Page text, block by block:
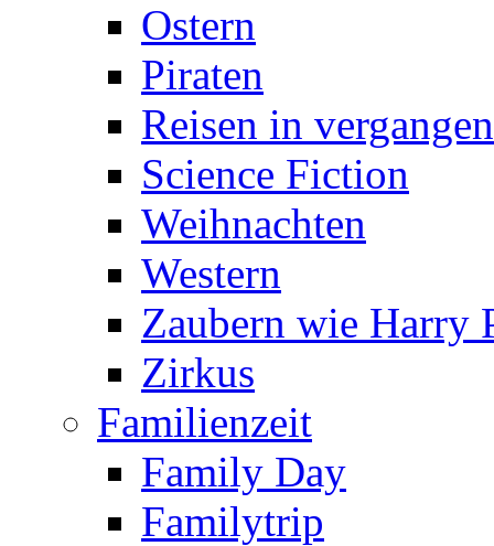
Ostern
Piraten
Reisen in
Science Fiction
Weihnachten
Western
Zaubern wie Harry
Zirkus
Familienzeit
Family Day
Familytrip